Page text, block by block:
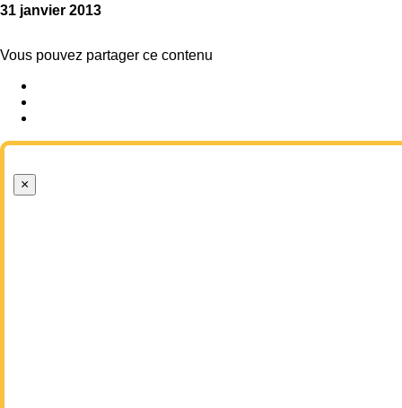
31 janvier 2013
Vous pouvez partager ce contenu
×